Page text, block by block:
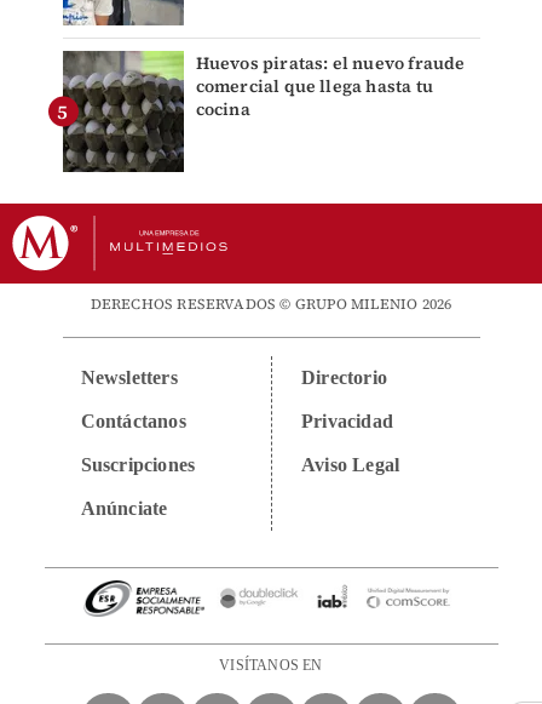
Huevos piratas: el nuevo fraude
comercial que llega hasta tu
cocina
DERECHOS RESERVADOS © GRUPO MILENIO 2026
Newsletters
Contáctanos
Suscripciones
Anúnciate
Directorio
Privacidad
Aviso Legal
VISÍTANOS EN